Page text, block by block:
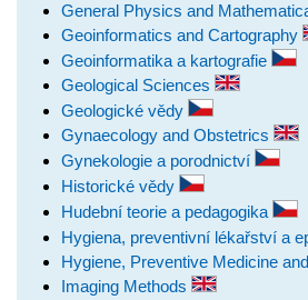
General Physics and
Geoinformatics and Cartography
Geoinformatika a kartografie
Geological Sciences
Geologické vědy
Gynaecology and Obstetrics
Gynekologie a porodnictví
Historické vědy
Hudební teorie a pedagogika
Hygiena, preventivní lékařství a
Hygiene, Preventive Medicine
Imaging Methods